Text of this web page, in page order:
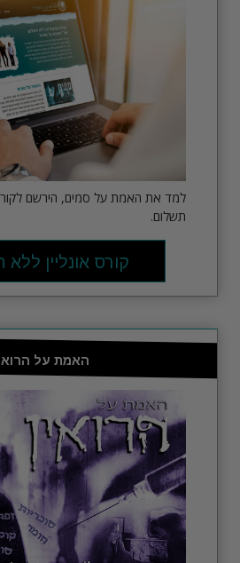
למד את האמת על סמים, הירשם
תשלום.
קורס אונליין
האמת על